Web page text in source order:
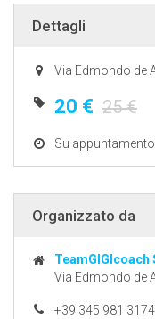
Dettagli
Via Edmondo de
20 € 25 €
Su appuntamento
Organizzato da
TeamGIGIcoach
Via Edmondo de
+39 345 981 3174